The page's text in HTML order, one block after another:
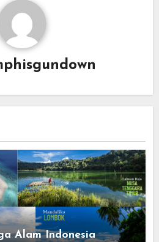
Alam Indonesia